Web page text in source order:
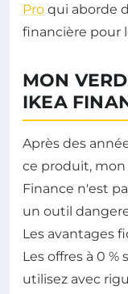
Pro qui aborde
financière pour
MON
IKEA
Après des
ce produit, mon
Finance n'est
un outil
Les avantages
Les offres à 0
utilisez avec